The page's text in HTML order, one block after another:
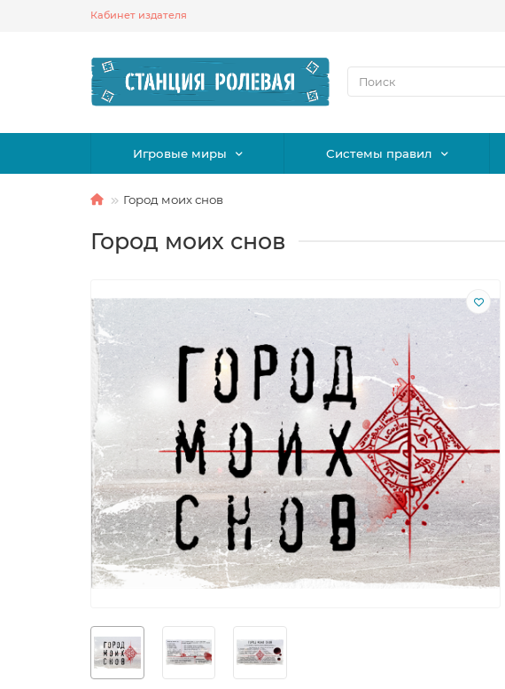
Кабинет издателя
Игровые миры Системы правил
Город моих снов
Город моих снов